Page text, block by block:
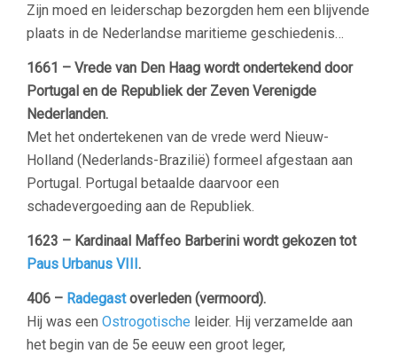
Zijn moed en leiderschap bezorgden hem een blijvende
plaats in de Nederlandse maritieme geschiedenis…
1661 – Vrede van Den Haag wordt ondertekend door
Portugal en de Republiek der Zeven Verenigde
Nederlanden.
Met het ondertekenen van de vrede werd Nieuw-
Holland (Nederlands-Brazilië) formeel afgestaan aan
Portugal. Portugal betaalde daarvoor een
schadevergoeding aan de Republiek.
1623 – Kardinaal Maffeo Barberini wordt gekozen tot
Paus Urbanus VIII.
406 – Radegastoverleden (vermoord).
Hij was een Ostrogotische leider. Hij verzamelde aan
het begin van de 5e eeuw een groot leger,